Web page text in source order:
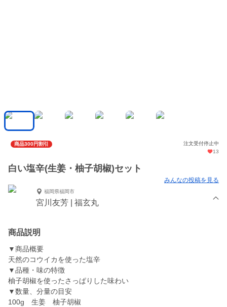
商品300円割引
注文受付停止中
13
白い塩辛(生姜・柚子胡椒)セット
みんなの投稿を見る
福岡県福岡市
宮川友芳 | 福玄丸
商品説明
▼商品概要
天然のコウイカを使った塩辛
▼品種・味の特徴
柚子胡椒を使ったさっぱりした味わい
▼数量、分量の目安
100g 生姜 柚子胡椒